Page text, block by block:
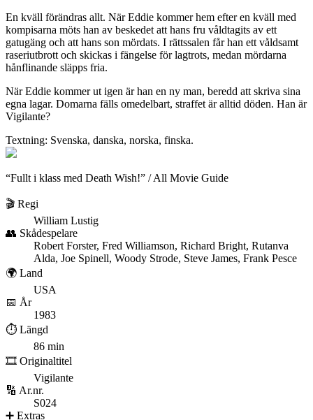
En kväll förändras allt. När Eddie kommer hem efter en kväll med
kompisarna möts han av beskedet att hans fru våldtagits av ett
gatugäng och att hans son mördats. I rättssalen får han ett våldsamt
raseriutbrott och skickas i fängelse för lagtrots, medan mördarna
hånflinande släpps fria.
När Eddie kommer ut igen är han en ny man, beredd att skriva sina
egna lagar. Domarna fälls omedelbart, straffet är alltid döden. Han är
Vigilante?
Textning: Svenska, danska, norska, finska.
“Fullt i klass med Death Wish!” / All Movie Guide
🎬 Regi
William Lustig
👥 Skådespelare
Robert Forster, Fred Williamson, Richard Bright, Rutanva
Alda, Joe Spinell, Woody Strode, Steve James, Frank Pesce
🌍 Land
USA
📅 År
1983
⏱️ Längd
86 min
🎞️ Originaltitel
Vigilante
🔢 Ar.nr.
S024
➕ Extras